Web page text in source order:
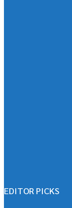
Reignwood ทุ่ม 1.4
ซีพีแรม ผนึกกำลังทุ
ดีน่ารีเฟรชแบรนด์
EDITOR PICKS